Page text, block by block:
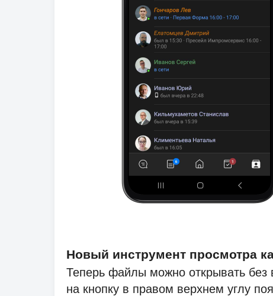
Новый инструмент просмотра
Теперь файлы можно открывать
на кнопку в правом верхнем углу